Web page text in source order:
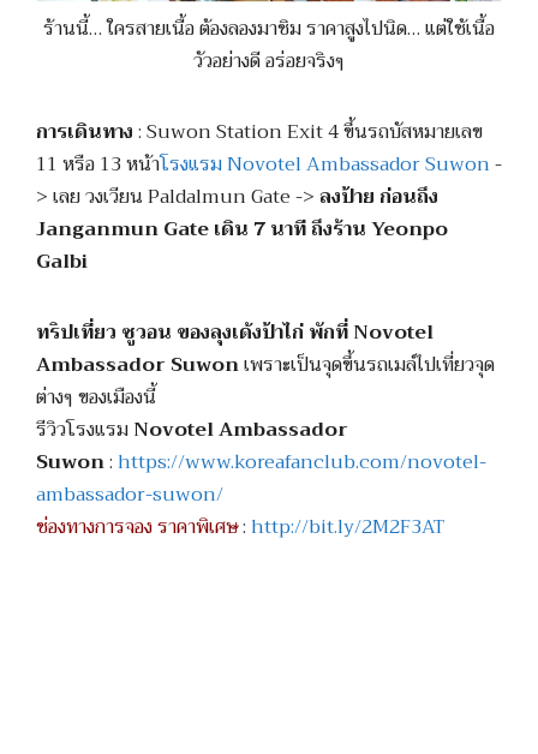
ร้านนี้… ใครสายเนื้อ ต้องลองมาชิม ราคาสูงไปนิด… แต่ใช้เนื้อ
วัวอย่างดี อร่อยจริงๆ
การเดินทาง: Suwon Station Exit 4 ขึ้นรถบัสหมายเลข
11 หรือ 13 หน้าโรงแรม Novotel Ambassador Suwon-
> เลย วงเวียน Paldalmun Gate ->ลงป้าย ก่อนถึง
Janganmun Gate เดิน 7 นาที ถึงร้าน Yeonpo
Galbi
ทริปเที่ยว ซูวอน ของลุงเด้งป้าไก่ พักที่ Novotel
Ambassador Suwonเพราะเป็นจุดขึ้นรถเมล์ไปเที่ยวจุด
ต่างๆ ของเมืองนี้
รีวิวโรงแรมNovotel Ambassador
Suwon:https://www.koreafanclub.com/novotel-
ambassador-suwon/
ช่องทางการจอง ราคาพิเศษ:http://bit.ly/2M2F3AT